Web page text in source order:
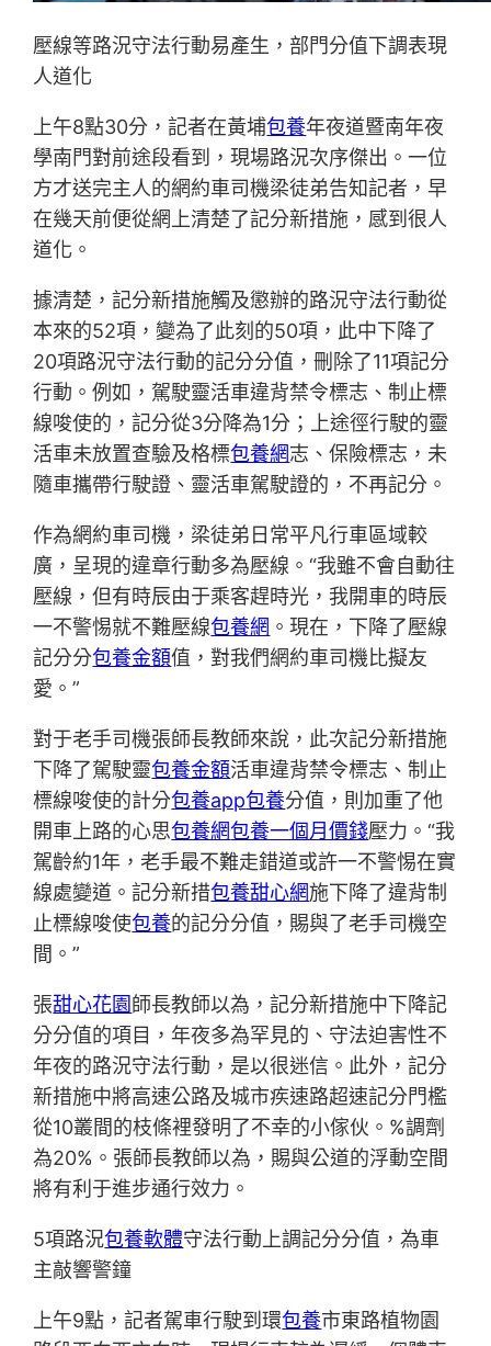
壓線等路況守法行動易產生，部門分值下調表現
人道化
上午8點30分，記者在黃埔包養年夜道暨南年夜
學南門對前途段看到，現場路況次序傑出。一位
方才送完主人的網約車司機梁徒弟告知記者，早
在幾天前便從網上清楚了記分新措施，感到很人
道化。
據清楚，記分新措施觸及懲辦的路況守法行動從
本來的52項，變為了此刻的50項，此中下降了
20項路況守法行動的記分分值，刪除了11項記分
行動。例如，駕駛靈活車違背禁令標志、制止標
線唆使的，記分從3分降為1分；上途徑行駛的靈
活車未放置查驗及格標包養網志、保險標志，未
隨車攜帶行駛證、靈活車駕駛證的，不再記分。
作為網約車司機，梁徒弟日常平凡行車區域較
廣，呈現的違章行動多為壓線。“我雖不會自動往
壓線，但有時辰由于乘客趕時光，我開車的時辰
一不警惕就不難壓線包養網 。現在，下降了壓線
記分分包養金額值，對我們網約車司機比擬友
愛。”
對于老手司機張師長教師來說，此次記分新措施
下降了駕駛靈包養金額活車違背禁令標志、制止
標線唆使的計分包養app包養分值，則加重了他
開車上路的心思包養網包養一個月價錢壓力。“我
駕齡約1年，老手最不難走錯道或許一不警惕在實
線處變道。記分新措包養甜心網施下降了違背制
止標線唆使包養的記分分值，賜與了老手司機空
間。”
張甜心花園師長教師以為，記分新措施中下降記
分分值的項目，年夜多為罕見的、守法迫害性不
年夜的路況守法行動，是以很迷信。此外，記分
新措施中將高速公路及城市疾速路超速記分門檻
從10叢間的枝條裡發明了不幸的小傢伙。%調劑
為20%。張師長教師以為，賜與公道的浮動空間
將有利于進步通行效力。
5項路況包養軟體守法行動上調記分分值，為車
主敲響警鐘
上午9點，記者駕車行駛到環包養市東路植物園